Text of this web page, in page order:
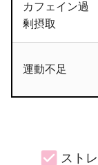
カフェイン過
剰摂取
運動不足
スト